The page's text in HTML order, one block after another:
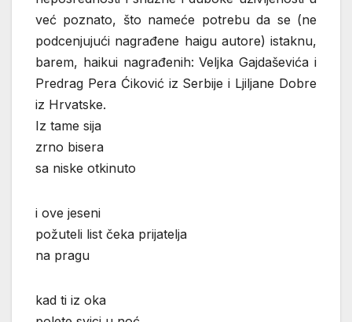
već poznato, što nameće potrebu da se (ne
podcenjujući nagrađene haigu autore) istaknu,
barem, haikui nagrađenih: Veljka Gajdaševića i
Predrag Pera Ćiković iz Serbije i Ljiljane Dobre
iz Hrvatske.
Iz tame sija
zrno bisera
sa niske otkinuto
i ove jeseni
požuteli list čeka prijatelja
na pragu
kad ti iz oka